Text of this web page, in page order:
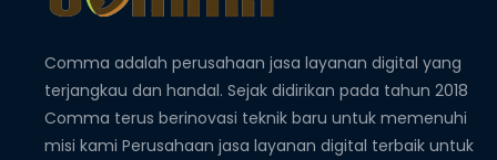
Comma adalah perusahaan jasa layanan digital yang
terjangkau dan handal. Sejak didirikan pada tahun 2018
Comma terus berinovasi teknik baru untuk memenuhi
misi kami Perusahaan jasa layanan digital terbaik untuk